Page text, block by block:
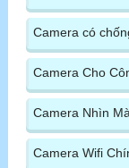
Camera có
Camera Cho
Camera Nhìn
Camera Wifi